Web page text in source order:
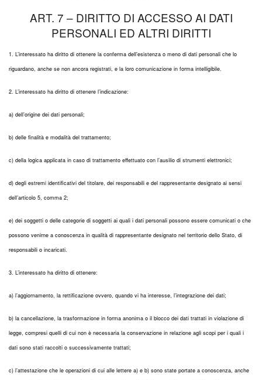
ART. 7 – DIRITTO DI ACCESSO AI DATI
PERSONALI ED ALTRI DIRITTI
1. L’interessato ha diritto di ottenere la conferma dell’esistenza o meno di dati personali che lo
riguardano, anche se non ancora registrati, e la loro comunicazione in forma intelligibile.
2. L’interessato ha diritto di ottenere l’indicazione:
a) dell’origine dei dati personali;
b) delle finalità e modalità del trattamento;
c) della logica applicata in caso di trattamento effettuato con l’ausilio di strumenti elettronici;
d) degli estremi identificativi del titolare, dei responsabili e del rappresentante designato ai sensi
dell’articolo 5, comma 2;
e) dei soggetti o delle categorie di soggetti ai quali i dati personali possono essere comunicati o che
possono venirne a conoscenza in qualità di rappresentante designato nel territorio dello Stato, di
responsabili o incaricati.
3. L’interessato ha diritto di ottenere:
a) l’aggiornamento, la rettificazione ovvero, quando vi ha interesse, l’integrazione dei dati;
b) la cancellazione, la trasformazione in forma anonima o il blocco dei dati trattati in violazione di
legge, compresi quelli di cui non è necessaria la conservazione in relazione agli scopi per i quali i
dati sono stati raccolti o successivamente trattati;
c) l’attestazione che le operazioni di cui alle lettere a) e b) sono state portate a conoscenza, anche